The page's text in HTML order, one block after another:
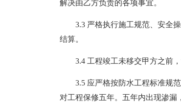
解决由乙方负责的各项事宜。
3.3 严格执行施工规范、安全
结算。
3.4 工程竣工未移交甲方之前
3.5 应严格按防水工程标准规
对工程保修五年。五年内出现渗漏